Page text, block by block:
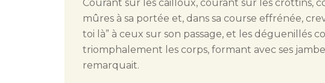
Courant sur les cailloux, courant sur les crottins,
mûres à sa portée et, dans sa course effrénée,
toi là” à ceux sur son passage, et les déguenillés
triomphalement les corps, formant avec ses
remarquait.